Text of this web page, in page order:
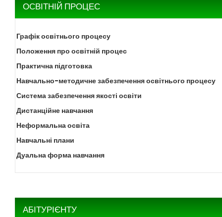
ОСВІТНІЙ ПРОЦЕС
Графік освітнього процесу
Положення про освітній процес
Практична підготовка
Навчально-методичне забезпечення освітнього процесу
Система забезпечення якості освіти
Дистанційне навчання
Неформальна освіта
Навчальні плани
Дуальна форма навчання
АБІТУРІЄНТУ